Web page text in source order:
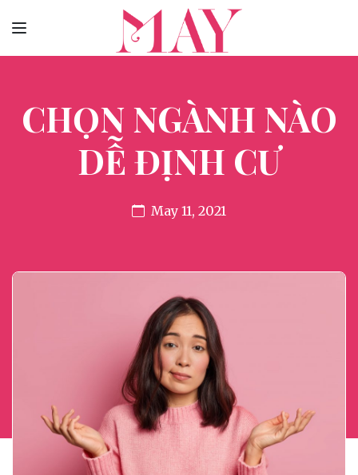
CHỌN NGÀNH NÀO
DỄ ĐỊNH CƯ
May 11, 2021